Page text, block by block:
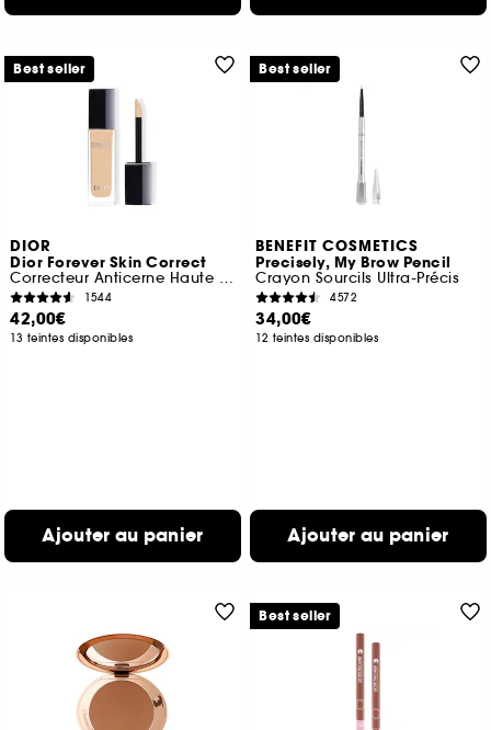
DIOR
Dior Forever Skin Correct
Correcteur Anticerne Haute Couvrance Tenue 24 H
1544
42,00€
13 teintes disponibles
Ajouter au panier
Best seller
BENEFIT COSMETICS
Precisely, My Brow Pencil
Crayon Sourcils Ultra-Précis
4572
34,00€
12 teintes disponibles
Ajouter au panier
Best seller
Best seller